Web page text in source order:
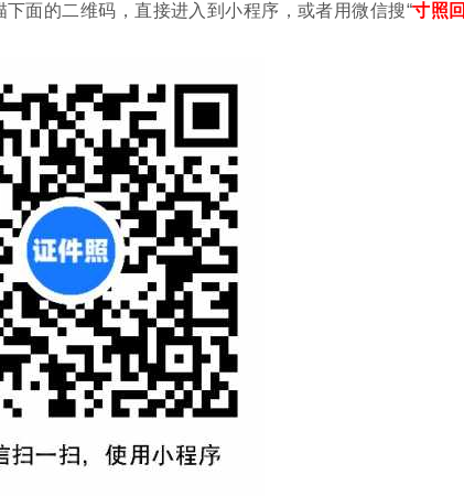
下面的二维码，直接进入到小程序，或者用微信搜“寸照回